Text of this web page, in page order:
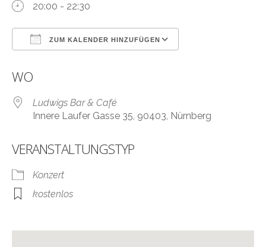
20:00 - 22:30
ZUM KALENDER HINZUFÜGEN
WO
Ludwigs Bar & Café
Innere Laufer Gasse 35, 90403, Nürnberg
VERANSTALTUNGSTYP
Konzert
kostenlos